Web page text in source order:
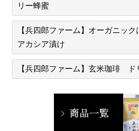
リー蜂蜜
【兵四郎ファーム】オーガニッ
アカシア漬け
【兵四郎ファーム】玄米珈琲 ド